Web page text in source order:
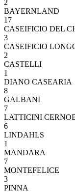
2
BAYERNLAND
17
CASEIFICIO DEL
3
CASEIFICIO
2
CASTELLI
1
DIANO CASEARIA
8
GALBANI
7
LATTICINI
6
LINDAHLS
1
MANDARA
7
MONTEFELICE
3
PINNA